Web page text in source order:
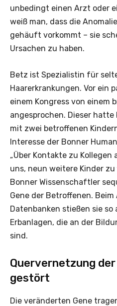
unbedingt einen Arzt oder
weiß man, dass die
gehäuft vorkommt – sie
Ursachen zu haben.
Betz ist Spezialistin für
Haarerkrankungen. Vor ein
einem Kongress von einem
angesprochen. Dieser
mit zwei betroffenen
Interesse der Bonner
„Über Kontakte zu Kollegen
uns, neun weitere Kinder zu
Bonner Wissenschaftler
Gene der Betroffenen.
Datenbanken stießen sie
Erbanlagen, die an der
sind.
Quervernetzung
gestört
Die veränderten Gene